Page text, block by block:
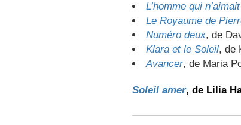
L’homme qui
Le Royaume de
Numéro deux, de
Klara et le Soleil, de
Avancer, de Maria
Soleil amer, de Lilia